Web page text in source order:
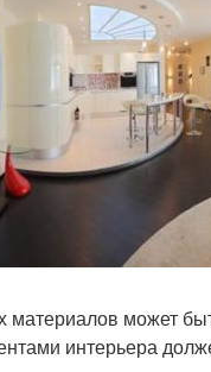
может
интерьера